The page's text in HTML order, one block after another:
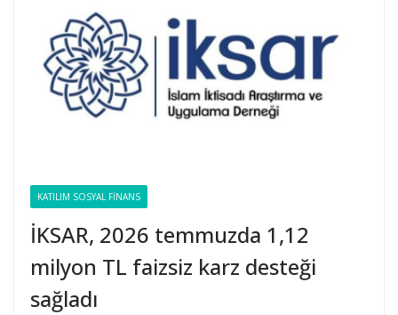
KATILIM SOSYAL FINANS
İKSAR, 2026 temmuzda 1,12
milyon TL faizsiz karz desteği
sağladı